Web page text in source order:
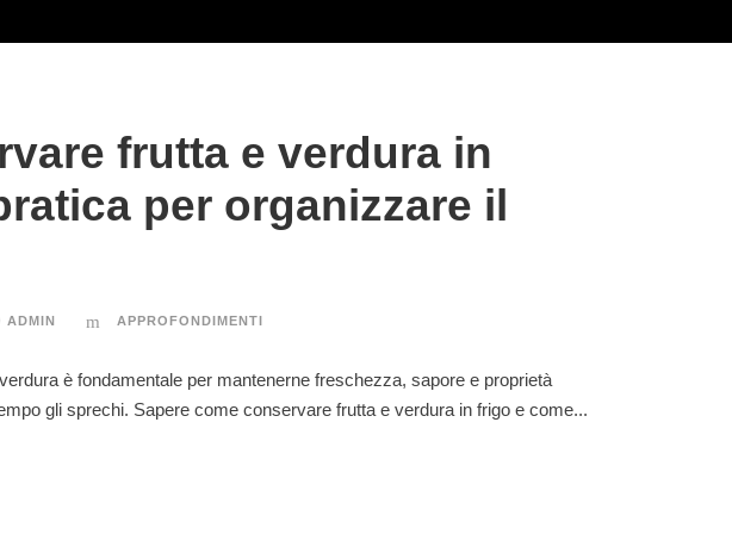
frutta e verdura in
per organizzare il
ADMIN APPROFONDIMENTI
è fondamentale per mantenerne freschezza, sapore e proprietà
gli sprechi. Sapere come conservare frutta e verdura in frigo e come...
Massimiliano Di Grazia
maxdigrazia@fastfruit.it
338.4410315
Privacy Policy